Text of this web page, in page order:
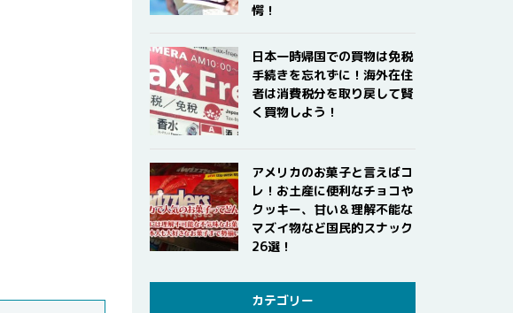
愕！
日本一時帰国での買物は免税
手続きを忘れずに！海外在住
者は消費税分を取り戻して賢
く買物しよう！
アメリカのお菓子と言えばコ
レ！お土産に便利なチョコや
クッキー、甘い＆理解不能な
マズイ物など国民的スナック
26選！
カテゴリー